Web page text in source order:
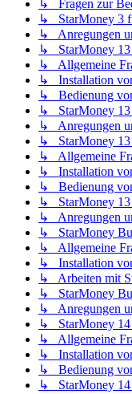
↳ Fragen zur
↳ StarMoney 3
↳ Anregungen
↳ StarMoney 13
↳ Allgemeine
↳ Installation
↳ Bedienung
↳ StarMoney 13
↳ Anregungen
↳ StarMoney 13
↳ Allgemeine
↳ Installation
↳ Bedienung
↳ StarMoney 13
↳ Anregungen
↳ StarMoney
↳ Allgemeine
↳ Installation
↳ Arbeiten mit
↳ StarMoney
↳ Anregungen
↳ StarMoney 14
↳ Allgemeine
↳ Installation
↳ Bedienung
↳ StarMoney 14